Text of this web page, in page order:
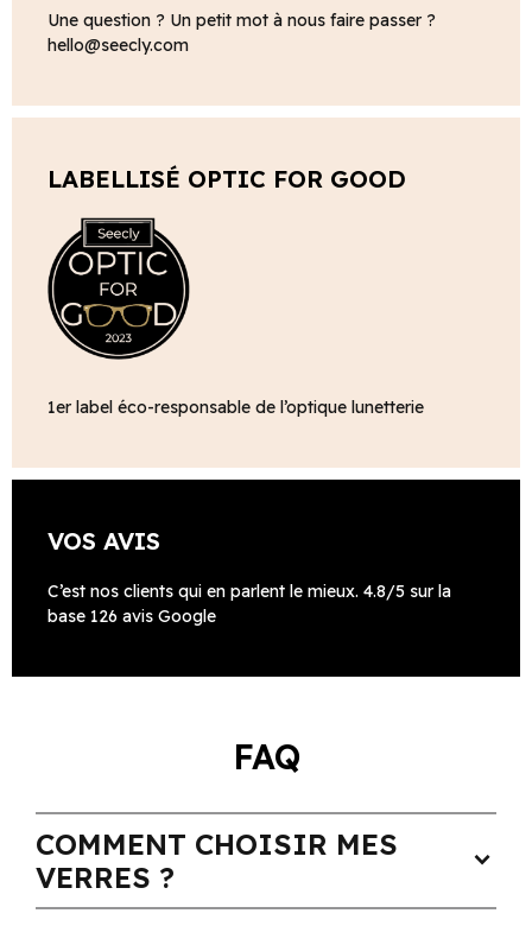
Une question ? Un petit mot à nous faire passer ?
hello@seecly.com
LABELLISÉ OPTIC FOR GOOD
1er label éco-responsable de l’optique lunetterie
VOS AVIS
C’est nos clients qui en parlent le mieux. 4.8/5 sur la
base 126 avis Google
FAQ
COMMENT CHOISIR MES
VERRES ?
expand_more